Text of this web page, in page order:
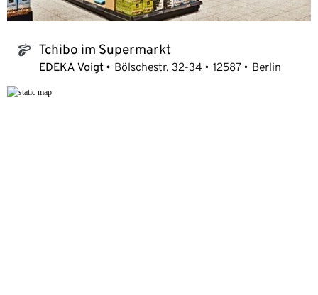
tchibo_logo Tchibo im Supermarkt
EDEKA Voigt Bölschestr. 32-34 12587 Berlin